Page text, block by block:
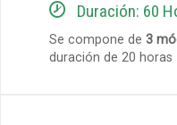
 Duración: 60
Se compone de 3
duración de 20 horas